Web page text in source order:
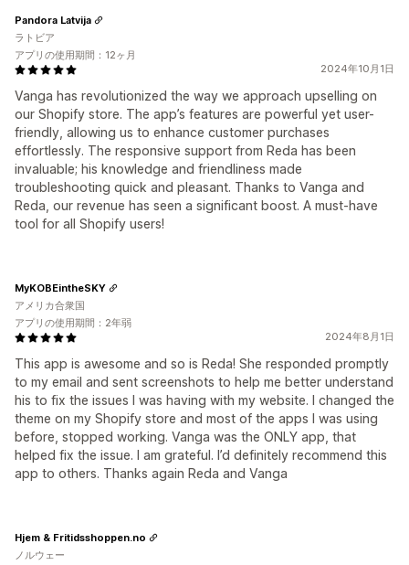
2024年10月1日
Vanga has revolutionized the way we approach upselling on
our Shopify store. The app’s features are powerful yet user-
friendly, allowing us to enhance customer purchases
effortlessly. The responsive support from Reda has been
invaluable; his knowledge and friendliness made
troubleshooting quick and pleasant. Thanks to Vanga and
Reda, our revenue has seen a significant boost. A must-have
tool for all Shopify users!
Pandora Latvija
ラトビア
アプリの使用期間：12ヶ月
2024年8月1日
This app is awesome and so is Reda! She responded promptly
to my email and sent screenshots to help me better understand
his to fix the issues I was having with my website. I changed the
theme on my Shopify store and most of the apps I was using
before, stopped working. Vanga was the ONLY app, that
helped fix the issue. I am grateful. I’d definitely recommend this
app to others. Thanks again Reda and Vanga
MyKOBEintheSKY
アメリカ合衆国
アプリの使用期間：2年弱
Hjem & Fritidsshoppen.no
ノルウェー